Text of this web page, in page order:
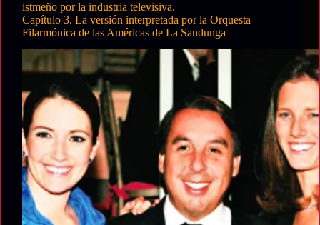
la
Industria
Capítulo
4.
Orígenes
y
desarrollo
de
La
Sandunga
istmeño por la industria televisiva.
Capítulo 3. La versión interpretada por la Orquesta
Filarmónica de las Américas de La Sandunga